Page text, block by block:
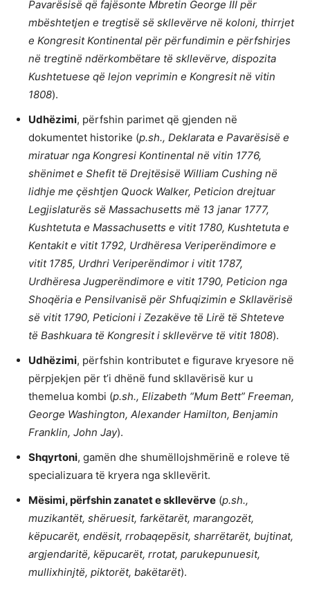
Pavarësisë që fajësonte Mbretin George III për
mbështetjen e tregtisë së skllevërve në koloni, thirrjet
e Kongresit Kontinental për përfundimin e përfshirjes
në tregtinë ndërkombëtare të skllevërve, dispozita
Kushtetuese që lejon veprimin e Kongresit në vitin
1808).
Udhëzimi, përfshin parimet që gjenden në
dokumentet historike (p.sh., Deklarata e Pavarësisë e
miratuar nga Kongresi Kontinental në vitin 1776,
shënimet e Shefit të Drejtësisë William Cushing në
lidhje me çështjen Quock Walker, Peticion drejtuar
Legjislaturës së Massachusetts më 13 janar 1777,
Kushtetuta e Massachusetts e vitit 1780, Kushtetuta e
Kentakit e vitit 1792, Urdhëresa Veriperëndimore e
vitit 1785, Urdhri Veriperëndimor i vitit 1787,
Urdhëresa Jugperëndimore e vitit 1790, Peticion nga
Shoqëria e Pensilvanisë për Shfuqizimin e Skllavërisë
së vitit 1790, Peticioni i Zezakëve të Lirë të Shteteve
të Bashkuara të Kongresit i skllevërve të vitit 1808).
Udhëzimi, përfshin kontributet e figurave kryesore në
përpjekjen për t’i dhënë fund skllavërisë kur u
themelua kombi (p.sh., Elizabeth “Mum Bett” Freeman,
George Washington, Alexander Hamilton, Benjamin
Franklin, John Jay).
Shqyrtoni, gamën dhe shumëllojshmërinë e roleve të
specializuara të kryera nga skllevërit.
Mësimi, përfshin zanatet e skllevërve (p.sh.,
muzikantët, shëruesit, farkëtarët, marangozët,
këpucarët, endësit, rrobaqepësit, sharrëtarët, bujtinat,
argjendaritë, këpucarët, rrotat, parukepunuesit,
mullixhinjtë, piktorët, bakëtarët).